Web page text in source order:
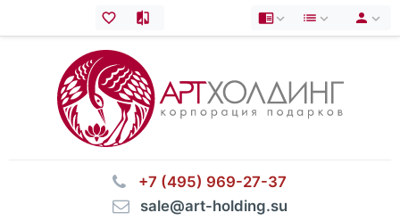
⠀+7 (495) 969-27-37
⠀sale@art-holding.su